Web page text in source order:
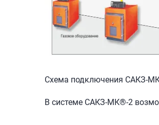
Схема подключения САКЗ-
В системе САКЗ-МК®-2